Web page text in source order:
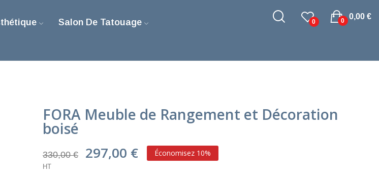
Salon De Tatouage
0
0,00 €
0
FORA Meuble de Rangement et Décoration
boisé
330,00 € 297,00 € Économisez 10%
HT